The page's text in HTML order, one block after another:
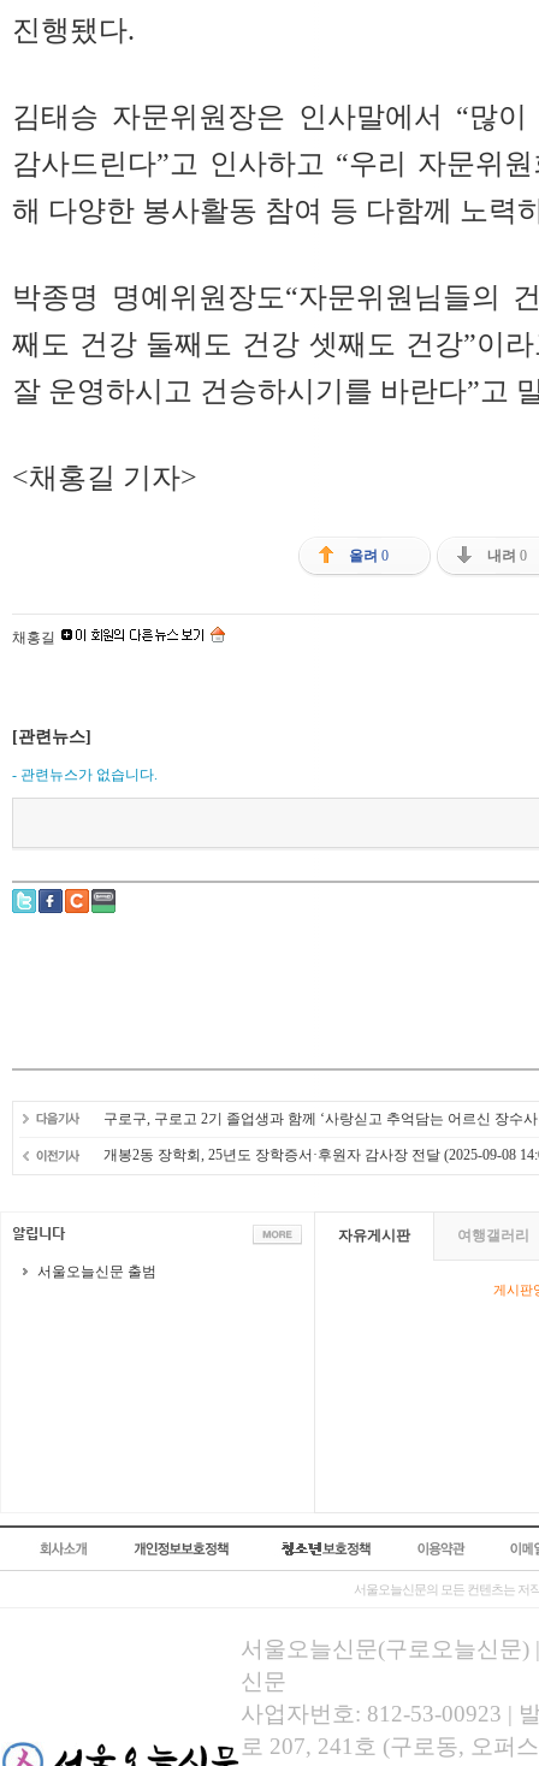
진행됐다.
김태승 자문위원장은 인사말에서 “많
감사드린다”고 인사하고 “우리 자문위
해 다양한 봉사활동 참여 등 다함께 노력
박종명 명예위원장도“자문위원님들의
째도 건강 둘째도 건강 셋째도 건강”이
잘 운영하시고 건승하시기를 바란다”고
<채홍길 기자>
올려 0 내려 0
채홍길
[관련뉴스]
- 관련뉴스가 없습니다.
구로구, 구로고 2기 졸업생과 함께 ‘사랑싣고 추억담는 어르신 장수
개봉2동 장학회, 25년도 장학증서·후원자 감사장 전달 (2025-09-08
서울오늘신문 출범
자유게시판 여행갤러리
게시판
서울오늘신문의 모든 컨텐츠는 저
서울오늘신문(구로오늘신문)
신문
사업자번호: 812-53-00923 |
로 207, 241호 (구로동, 오퍼